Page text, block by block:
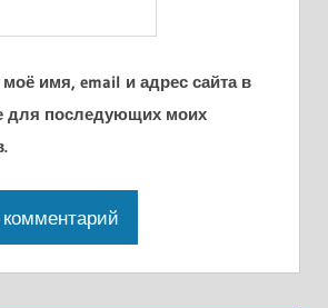
имя, email и адрес сайта в
для последующих моих